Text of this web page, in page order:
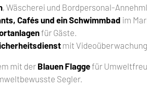
, Wäscherei und Bordpersonal-
Cafés und ein Schwimmbad im
für Gäste.
mit Videoüberwachung.
mit der Blauen Flaggefür
Segler.